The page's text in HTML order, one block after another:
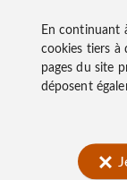
En continuant
cookies tiers à
pages du site
déposent